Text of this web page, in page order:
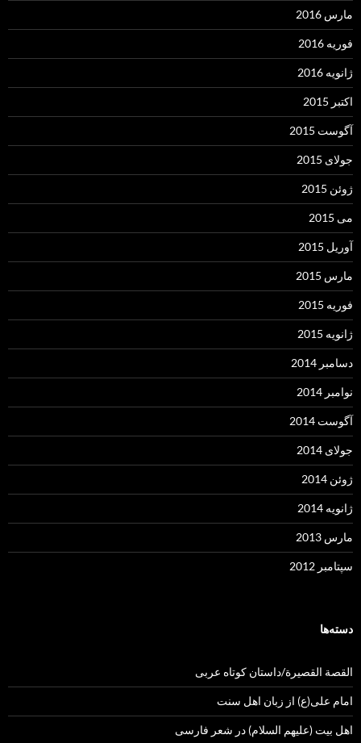
مارس 2016
فوریه 2016
ژانویه 2016
اکتبر 2015
آگوست 2015
جولای 2015
ژوئن 2015
می 2015
آوریل 2015
مارس 2015
فوریه 2015
ژانویه 2015
دسامبر 2014
نوامبر 2014
آگوست 2014
جولای 2014
ژوئن 2014
ژانویه 2014
مارس 2013
سپتامبر 2012
دسته‌ها
القصة القصيرة/داستان کوتاه عربی
امام علی(ع) از زبان اهل سنت
اهل بیت (علیهم السلام) در شعر فارسی